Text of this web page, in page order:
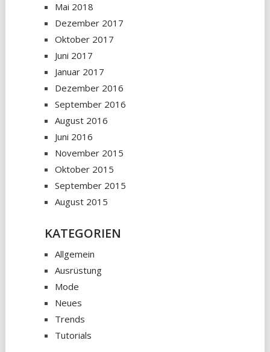
Mai 2018
Dezember 2017
Oktober 2017
Juni 2017
Januar 2017
Dezember 2016
September 2016
August 2016
Juni 2016
November 2015
Oktober 2015
September 2015
August 2015
KATEGORIEN
Allgemein
Ausrüstung
Mode
Neues
Trends
Tutorials